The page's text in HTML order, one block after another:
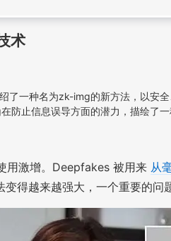
术
了一种名为zk-img的新方法，以
止信息误导方面的潜力，描绘了一
用激增。Deepfakes 被用来 从
变得越来越强大，一个重要的